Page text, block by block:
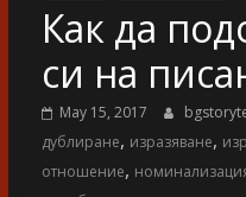
Как да
си на
May 15, 2017
дублиране, изразяване,
отношение,